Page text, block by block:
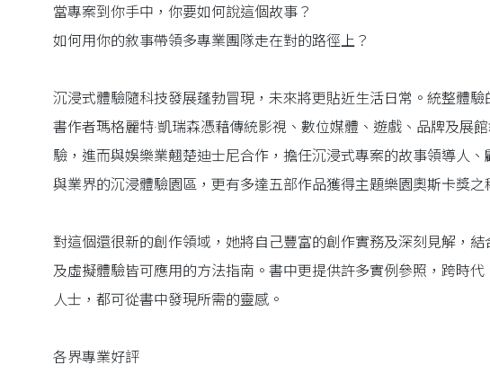
當專案到你手中，你要如何說這個故事？
如何用你的敘事帶領多專業團隊走在對的路徑上？
沉浸式體驗隨科技發展蓬勃冒現，未來將更貼近生活日常。統整體
書作者瑪格麗特·凱瑞森憑藉傳統影視、數位媒體、遊戲、品牌及展
驗，進而與娛樂業翹楚迪士尼合作，擔任沉浸式專案的故事領導人
與業界的沉浸體驗園區，更有多達五部作品獲得主題樂園奧斯卡獎之
對這個還很新的創作領域，她將自己豐富的創作實務及深刻見解，
及虛擬體驗皆可應用的方法指南。書中更提供許多實例參照，跨時
人士，都可從書中發現所需的靈感。
各界專業好評